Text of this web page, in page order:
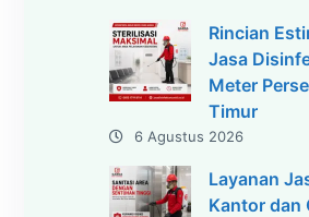
Rincian
Jasa
Meter
Timur
6 Agustus 2026
Layanan
Kantor dan